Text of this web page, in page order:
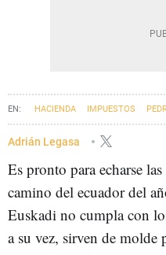
HACIENDA IMPUESTOS
CONSEJO VASCO DE FINANZAS
Adrián Legasa
Es pronto para echarse
camino del ecuador del
Euskadi no cumpla con
a su vez, sirven de molde